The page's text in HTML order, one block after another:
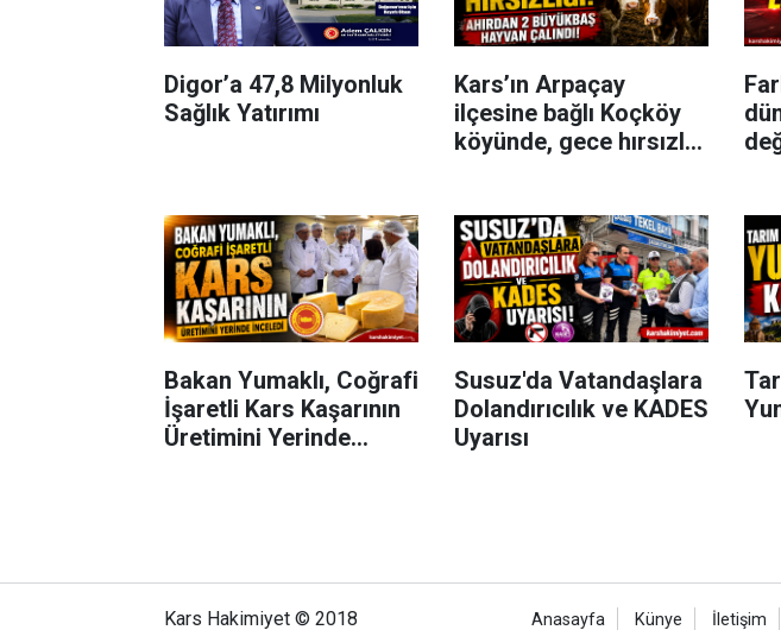
Digor’a 47,8 Milyonluk
Sağlık Yatırımı
Kars’ın Arpaçay
ilçesine bağlı Koçköy
köyünde, gece hırsızlık
Bakan Yumaklı, Coğrafi
İşaretli Kars Kaşarının
Üretimini Yerinde
Susuz'da Vatandaşlara
Dolandırıcılık ve KADES
Uyarısı
Kars Hakimiyet © 2018 Anasayfa Künye İletişim